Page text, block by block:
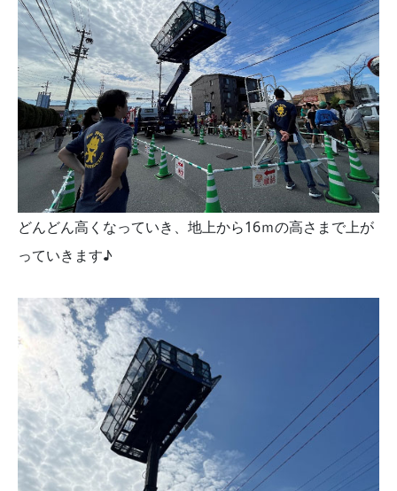
どんどん高くなっていき、地上から16ｍの高さまで上が
っていきます♪